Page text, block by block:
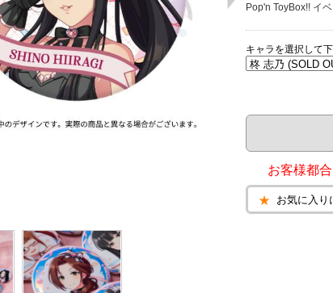
Pop'n ToyBox!! イ
キャラを選択して下
お客様都
お気に入り